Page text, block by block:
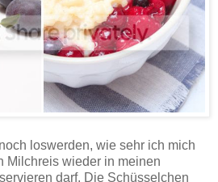
loswerden, wie sehr ich mich
Milchreis wieder in meinen
darf. Die Schüsselchen